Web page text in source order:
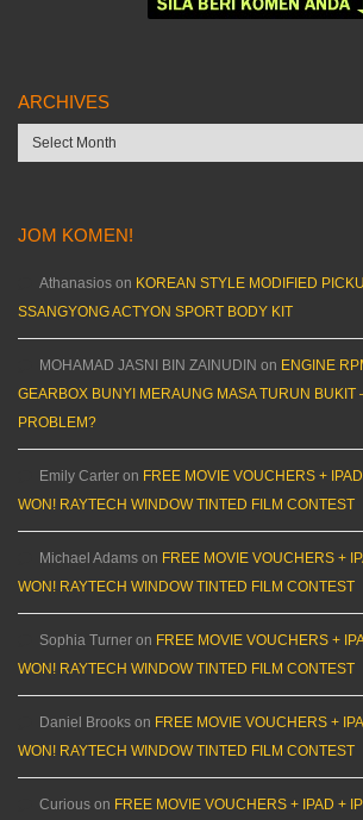
ARCHIVES
Archives
JOM KOMEN!
Athanasios on KOREAN STYLE MODIFIED
SSANGYONG ACTYON SPORT BODY KIT
MOHAMAD JASNI BIN ZAINUDIN on ENGINE
GEARBOX BUNYI MERAUNG MASA TURUN BUKIT
PROBLEM?
Emily Carter on FREE MOVIE VOUCHERS +
WON! RAYTECH WINDOW TINTED FILM CONTEST
Michael Adams on FREE MOVIE VOUCHERS +
WON! RAYTECH WINDOW TINTED FILM CONTEST
Sophia Turner on FREE MOVIE VOUCHERS +
WON! RAYTECH WINDOW TINTED FILM CONTEST
Daniel Brooks on FREE MOVIE VOUCHERS +
WON! RAYTECH WINDOW TINTED FILM CONTEST
Curious on FREE MOVIE VOUCHERS + IPAD +